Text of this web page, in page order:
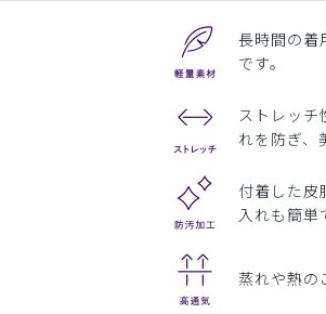
長時間の着
です。
ストレッチ
れを防ぎ、
付着した皮
入れも簡単
蒸れや熱の